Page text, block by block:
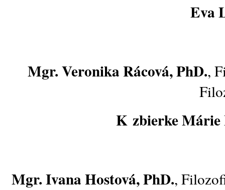
Eva
Mgr. Veronika Rácová, PhD.,
K zbierke Márie
Mgr. Ivana Hostová, PhD.,